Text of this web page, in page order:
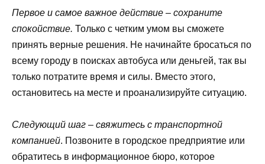
Первое и самое важное действие – сохраните
спокойствие. Только с четким умом вы сможете
принять верные решения. Не начинайте бросаться по
всему городу в поисках автобуса или деньгей, так вы
только потратите время и силы. Вместо этого,
остановитесь на месте и проанализируйте ситуацию.
Следующий шаг – свяжитесь с транспортной
компанией. Позвоните в городское предприятие или
обратитесь в информационное бюро, которое